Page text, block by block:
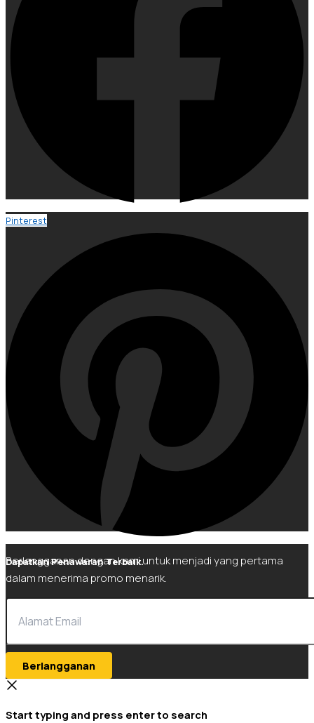
Pinterest
Dapatkan Penawaran Terbaik.
Berlangganan dengan kami untuk menjadi yang pertama
dalam menerima promo menarik.
Berlangganan
Start typing and press enter to search